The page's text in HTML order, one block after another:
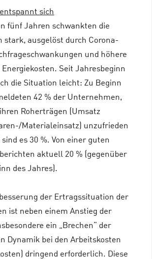
sich
fünf Jahren schwankten die
stark, ausgelöst durch Corona-
und höhere
Seit Jahresbeginn
die Situation leicht: Zu Beginn
42 % der Unternehmen,
Roherträgen (Umsatz
Materialeinsatz) unzufrieden
es 30 %. Von einer guten
aktuell 20 % (gegenüber
des Jahres).
der Ertragssituation der
ist neben einem Anstieg der
ein „Brechen“ der
Dynamik bei den Arbeitskosten
dringend erforderlich. Diese